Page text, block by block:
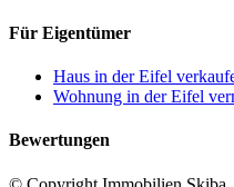
Für Eigentümer
Haus in der Eifel
Wohnung in der Eifel
Bewertungen